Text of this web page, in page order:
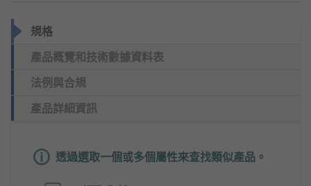
規格
產品概覽和技術數據資料表
法例與合規
產品詳細資訊
透過選取一個或多個屬性來查找類似產品。